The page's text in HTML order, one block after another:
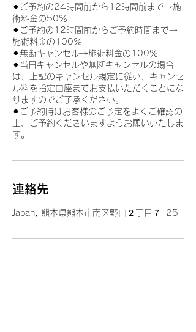
⚫︎ご予約の24時間前から12時間前まで→施
術料金の50％
⚫︎ご予約の12時間前からご予約時間まで→
施術料金の100％
⚫︎無断キャンセル→施術料金の100％
⚫︎当日キャンセルや無断キャンセルの場合
は、上記のキャンセル規定に従い、キャンセ
ル料を指定口座までお支払いただくことにな
りますのでご了承ください。
⚫︎ご予約時はお客様のご予定をよくご確認の
上、ご予約くださいますようお願いいたしま
す。
連絡先
Japan, 熊本県熊本市南区野口２丁目７−25